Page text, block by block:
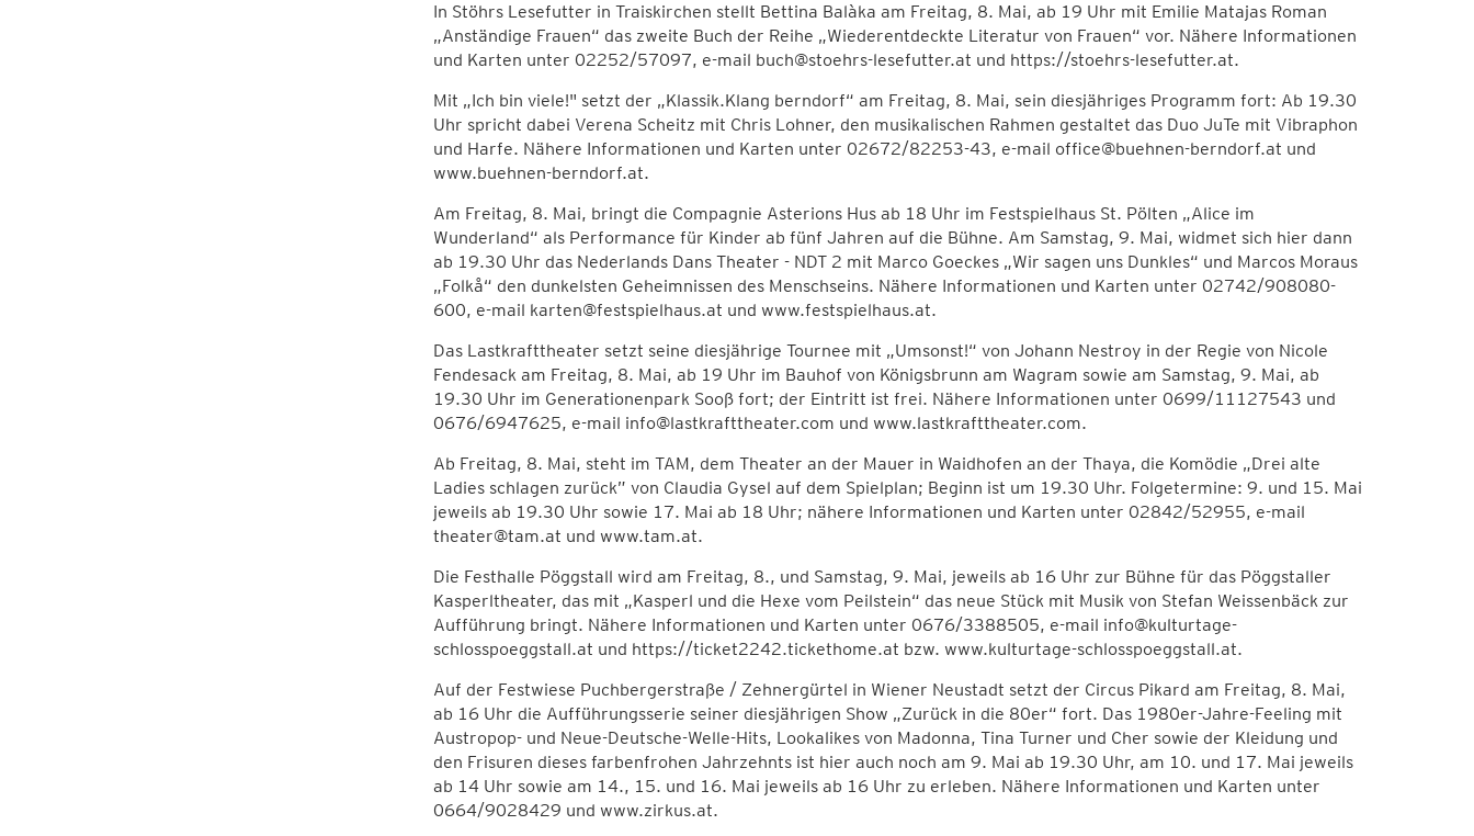
In Stöhrs Lesefutter in Traiskirchen stellt Bettina Balàka am Freitag, 8. Mai, ab 19 Uhr mit Emilie Matajas Roman
„Anständige Frauen“ das zweite Buch der Reihe „Wiederentdeckte Literatur von Frauen“ vor. Nähere Informationen
und Karten unter 02252/57097, e-mail buch@stoehrs-lesefutter.at und https://stoehrs-lesefutter.at.
Mit „Ich bin viele!" setzt der „Klassik.Klang berndorf“ am Freitag, 8. Mai, sein diesjähriges Programm fort: Ab 19.30
Uhr spricht dabei Verena Scheitz mit Chris Lohner, den musikalischen Rahmen gestaltet das Duo JuTe mit Vibraphon
und Harfe. Nähere Informationen und Karten unter 02672/82253-43, e-mail office@buehnen-berndorf.at und
www.buehnen-berndorf.at.
Am Freitag, 8. Mai, bringt die Compagnie Asterions Hus ab 18 Uhr im Festspielhaus St. Pölten „Alice im
Wunderland“ als Performance für Kinder ab fünf Jahren auf die Bühne. Am Samstag, 9. Mai, widmet sich hier dann
ab 19.30 Uhr das Nederlands Dans Theater - NDT 2 mit Marco Goeckes „Wir sagen uns Dunkles“ und Marcos Moraus
„Folkå“ den dunkelsten Geheimnissen des Menschseins. Nähere Informationen und Karten unter 02742/908080-
600, e-mail karten@festspielhaus.at und www.festspielhaus.at.
Das Lastkrafttheater setzt seine diesjährige Tournee mit „Umsonst!“ von Johann Nestroy in der Regie von Nicole
Fendesack am Freitag, 8. Mai, ab 19 Uhr im Bauhof von Königsbrunn am Wagram sowie am Samstag, 9. Mai, ab
19.30 Uhr im Generationenpark Sooß fort; der Eintritt ist frei. Nähere Informationen unter 0699/11127543 und
0676/6947625, e-mail info@lastkrafttheater.com und www.lastkrafttheater.com.
Ab Freitag, 8. Mai, steht im TAM, dem Theater an der Mauer in Waidhofen an der Thaya, die Komödie „Drei alte
Ladies schlagen zurück” von Claudia Gysel auf dem Spielplan; Beginn ist um 19.30 Uhr. Folgetermine: 9. und 15. Mai
jeweils ab 19.30 Uhr sowie 17. Mai ab 18 Uhr; nähere Informationen und Karten unter 02842/52955, e-mail
theater@tam.at und www.tam.at.
Die Festhalle Pöggstall wird am Freitag, 8., und Samstag, 9. Mai, jeweils ab 16 Uhr zur Bühne für das Pöggstaller
Kasperltheater, das mit „Kasperl und die Hexe vom Peilstein“ das neue Stück mit Musik von Stefan Weissenbäck zur
Aufführung bringt. Nähere Informationen und Karten unter 0676/3388505, e-mail info@kulturtage-
schlosspoeggstall.at und https://ticket2242.tickethome.at bzw. www.kulturtage-schlosspoeggstall.at.
Auf der Festwiese Puchbergerstraße / Zehnergürtel in Wiener Neustadt setzt der Circus Pikard am Freitag, 8. Mai,
ab 16 Uhr die Aufführungsserie seiner diesjährigen Show „Zurück in die 80er“ fort. Das 1980er-Jahre-Feeling mit
Austropop- und Neue-Deutsche-Welle-Hits, Lookalikes von Madonna, Tina Turner und Cher sowie der Kleidung und
den Frisuren dieses farbenfrohen Jahrzehnts ist hier auch noch am 9. Mai ab 19.30 Uhr, am 10. und 17. Mai jeweils
ab 14 Uhr sowie am 14., 15. und 16. Mai jeweils ab 16 Uhr zu erleben. Nähere Informationen und Karten unter
0664/9028429 und www.zirkus.at.